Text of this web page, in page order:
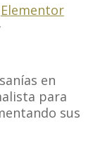
Elementor
en
para
sus